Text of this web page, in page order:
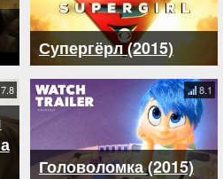
Супергёрл (2015)
Головоломка (2015)
8.1